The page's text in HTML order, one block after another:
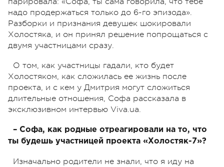
надо продержаться только до 6-го эпизода».
Разборки и признания девушек шокировали
Холостяка, и он принял решение попрощаться с
двумя участницами сразу.
О том, как участницы гадали, кто будет
Холостяком, как сложилась ее жизнь после
проекта, и с кем у Дмитрия могут сложиться
длительные отношения, Софа рассказала в
эксклюзивном интервью Viva.ua.
– Софа, как родные отреагировали на то, что
ты будешь участницей проекта «Холостяк-7»?
Изначально родители не знали, что я иду на